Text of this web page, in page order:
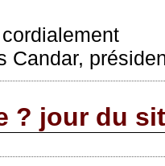
Candar,
? jour du